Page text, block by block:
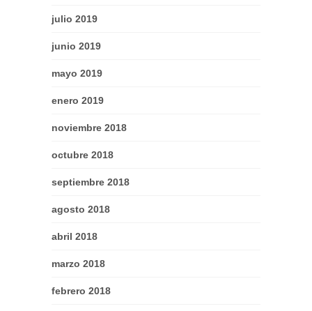
julio 2019
junio 2019
mayo 2019
enero 2019
noviembre 2018
octubre 2018
septiembre 2018
agosto 2018
abril 2018
marzo 2018
febrero 2018